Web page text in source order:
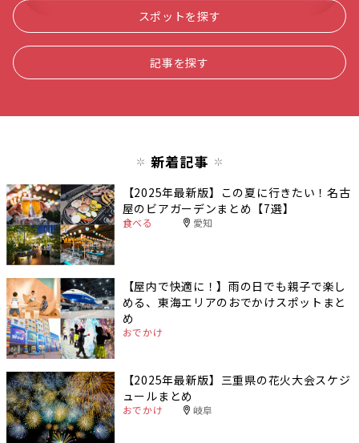
スポットを探す
記事を探す
新着記事
【2025年最新版】この夏に行きたい！名古
屋のビアガーデンまとめ【7選】
食べる 愛知
【屋内で快適に！】雨の日でも親子で楽し
める、東海エリアのおでかけスポットまと
め
おでかけ
【2025年最新版】三重県の花火大会スケジ
ュールまとめ
おでかけ 岐阜